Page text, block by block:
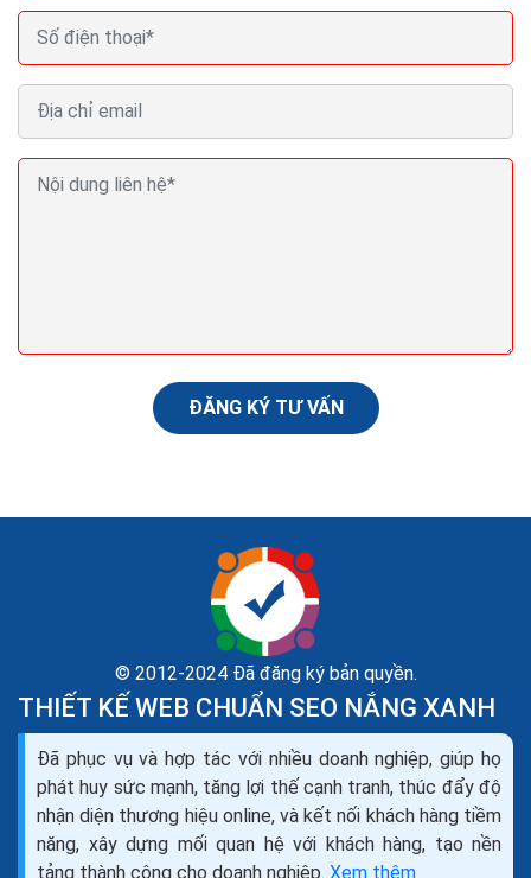
Kinh doanh cửa cuốn sửa cửa cuốn lắp đặt cửa
cuốn mở đại lý cửa cuốn
Cửa cuốn là dạng cửa có cánh được ghép lại từ những
lá thép đan xen nhau. Cánh Cửa cuốn được cuộn tròn
lên hộp kỹ thuật phía trên cửa khi mở và...
ĐĂNG KÝ TƯ VẤN
© 2012-2024 Đã đăng ký bản quyền.
THIẾT KẾ WEB CHUẨN SEO NẮNG XANH
Đã phục vụ và hợp tác với nhiều doanh nghiệp, giúp họ
phát huy sức mạnh, tăng lợi thế cạnh tranh, thúc đẩy độ
nhận diện thương hiệu online, và kết nối khách hàng tiềm
năng, xây dựng mối quan hệ với khách hàng, tạo nền
tảng thành công cho doanh nghiệp. Xem thêm